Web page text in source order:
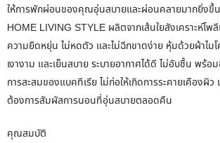
ให้การพักผ่อนของคุณอุ่นสบายและผ่อนคลายมากยิ่งขึ้
HOME LIVING STYLE ผลิตจากเส้นใยสังเคราะห์โ
ความยืดหยุ่น ไม่หดตัว และไม่ฉีกขาดง่าย หุ้มด้วยผ้าไม
เงางาม และเย็นสบาย ระบายอากาศได้ดี ไม่อับชื้น พร้
การสะสมของแบคทีเรีย ไม่ก่อให้เกิดการระคายเคืองผิว
ต้องการสัมผัสการนอนที่อุ่นสบายตลอดคืน
คุณสมบัติ